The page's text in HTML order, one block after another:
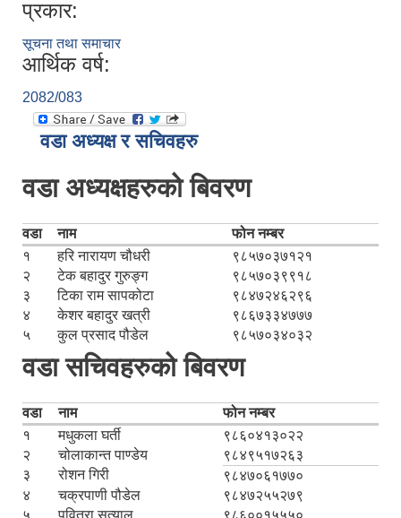
प्रकार:
सूचना तथा समाचार
आर्थिक वर्ष:
2082/083
वडा अध्यक्ष र सचिवहरु
वडा अध्यक्षहरुको बिवरण
वडा नाम
फोन नम्बर
१
हरि नारायण चौधरी
९८५७०३७१२१
२
टेक बहादुर गुरुङ्ग
९८५७०३९९१८
३
टिका राम सापकोटा
९८४७२४६२९६
४
केशर बहादुर खत्री
९८६७३३४७७७
५
कुल प्रसाद पौडेल ९८५७०३४०३२
वडा सचिवहरुको बिवरण
वडा नाम
फोन नम्बर
१
मधुकला घर्ती
९८६०४१३०२२
२
चोलाकान्त पाण्डेय
९८४९५१७२६३
३
रोशन गिरी
९८४७०६१७७०
४
चक्रपाणी पौडेल
९८४७२५५२७९